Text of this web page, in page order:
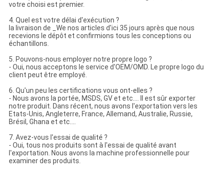
votre choisi est premier.
4. Quel est votre délai d'exécution ?
la livraison de _We nos articles d'ici 35 jours après que nous
recevions le dépôt et confirmions tous les conceptions ou
échantillons.
5. Pouvons-nous employer notre propre logo ?
- Oui, nous acceptons le service d'OEM/OMD. Le propre logo du
client peut être employé.
6. Qu'un peu les certifications vous ont-elles ?
- Nous avons la portée, MSDS, GV et etc…. Il est sûr exporter
notre produit. Dans récent, nous avons l'exportation vers les
Etats-Unis, Angleterre, France, Allemand, Australie, Russie,
Brésil, Ghana et etc….
7. Avez-vous l'essai de qualité ?
- Oui, tous nos produits sont à l'essai de qualité avant
l'exportation. Nous avons la machine professionnelle pour
examiner des produits.